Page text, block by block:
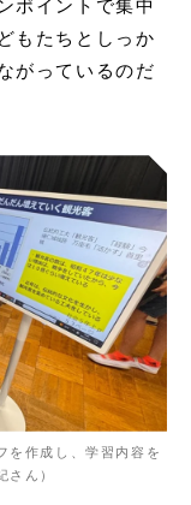
ポイントで集中
もたちとしっか
がっているのだ
を作成し、学習内容を
さん）